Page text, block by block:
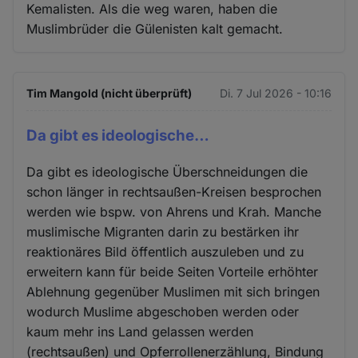
Kemalisten. Als die weg waren, haben die
Muslimbrüder die Gülenisten kalt gemacht.
Tim Mangold (nicht überprüft) Di. 7 Jul 2026 - 10:16
Da gibt es ideologische…
Da gibt es ideologische Überschneidungen die
schon länger in rechtsaußen-Kreisen besprochen
werden wie bspw. von Ahrens und Krah. Manche
muslimische Migranten darin zu bestärken ihr
reaktionäres Bild öffentlich auszuleben und zu
erweitern kann für beide Seiten Vorteile erhöhter
Ablehnung gegenüber Muslimen mit sich bringen
wodurch Muslime abgeschoben werden oder
kaum mehr ins Land gelassen werden
(rechtsaußen) und Opferrollenerzählung, Bindung